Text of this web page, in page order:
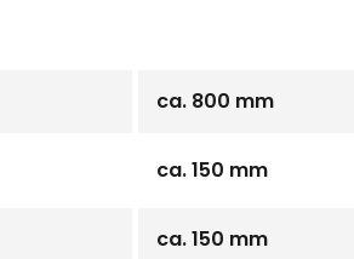
ca. 800 mm
ca. 150 mm
ca. 150 mm